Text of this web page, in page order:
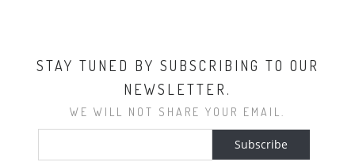
STAY TUNED BY SUBSCRIBING TO OUR
NEWSLETTER.
WE WILL NOT SHARE YOUR EMAIL.